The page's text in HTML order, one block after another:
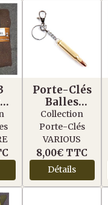
Porte-Clés
Balles
Inerte 8X53
Collection
Porte-Clés
VARIOUS
8,00€ TTC
Détails